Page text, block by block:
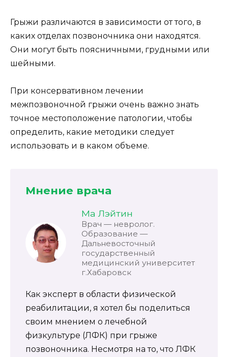
Грыжи различаются в зависимости от того, в
каких отделах позвоночника они находятся.
Они могут быть поясничными, грудными или
шейными.
При консервативном лечении
межпозвоночной грыжи очень важно знать
точное местоположение патологии, чтобы
определить, какие методики следует
использовать и в каком объеме.
Мнение врача
Ма Лэйтин
Врач — невролог.
Образование —
Дальневосточный
государственный
медицинский университет
г.Хабаровск
Как эксперт в области физической
реабилитации, я хотел бы поделиться
своим мнением о лечебной
физкультуре (ЛФК) при грыже
позвоночника. Несмотря на то, что ЛФК